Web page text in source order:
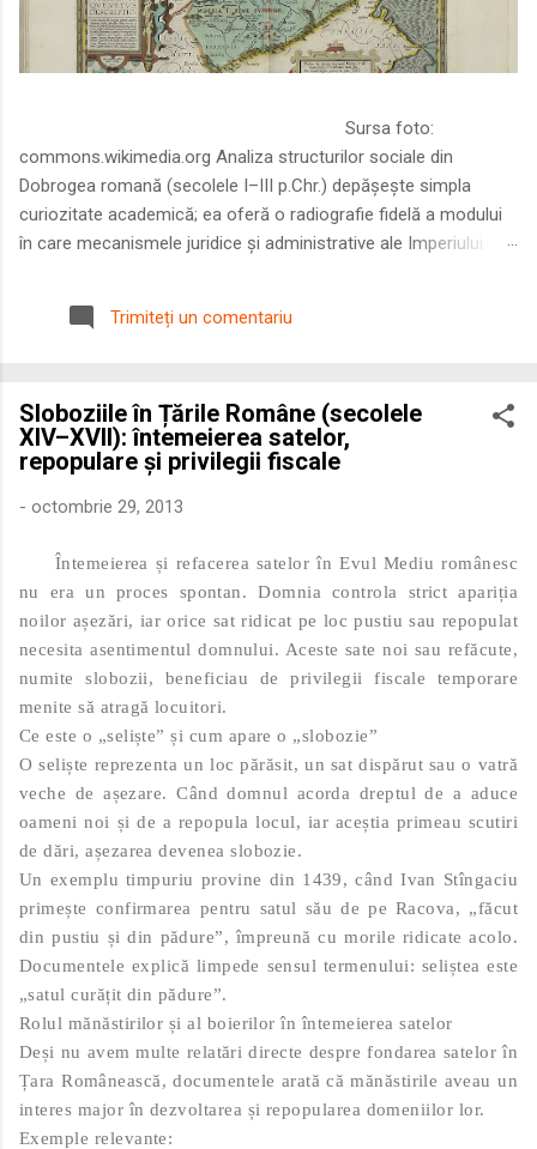
Sursa foto:
commons.wikimedia.org Analiza structurilor sociale din
Dobrogea romană (secolele I–III p.Chr.) depășește simpla
curiozitate academică; ea oferă o radiografie fidelă a modului
în care mecanismele juridice și administrative ale Imperiului
Într-o epocă în care prosperitatea excepțională a lumii romane
era susținută de o mobilitate socială dinamică și de o libertate
roman – în special a cetățenilor romani ( cives Romani ) în
țesutul urban și rural dobrogean – ne permite să măsurăm cu
precizie profunzimea și ritmul procesului de rom...
Trimiteți un comentariu
Sloboziile în Țările Române (secolele
XIV–XVII): întemeierea satelor,
repopulare și privilegii fiscale
- octombrie 29, 2013
Întemeierea și refacerea satelor în Evul Mediu românesc
nu era un proces spontan. Domnia controla strict apariția
noilor așezări, iar orice sat ridicat pe loc pustiu sau repopulat
necesita asentimentul domnului. Aceste sate noi sau refăcute,
numite slobozii, beneficiau de privilegii fiscale temporare
menite să atragă locuitori.
Ce este o „seliște” și cum apare o „slobozie”
O seliște reprezenta un loc părăsit, un sat dispărut sau o vatră
veche de așezare. Când domnul acorda dreptul de a aduce
oameni noi și de a repopula locul, iar aceștia primeau scutiri
de dări, așezarea devenea slobozie.
Un exemplu timpuriu provine din 1439, când Ivan Stîngaciu
primește confirmarea pentru satul său de pe Racova, „făcut
din pustiu și din pădure”, împreună cu morile ridicate acolo.
Documentele explică limpede sensul termenului: seliștea este
„satul curățit din pădure”.
Rolul mănăstirilor și al boierilor în întemeierea satelor
Deși nu avem multe relatări directe despre fondarea satelor în
Țara Românească, documentele arată că mănăstirile aveau un
interes major în dezvoltarea și repopularea domeniilor lor.
Exemple relevante: